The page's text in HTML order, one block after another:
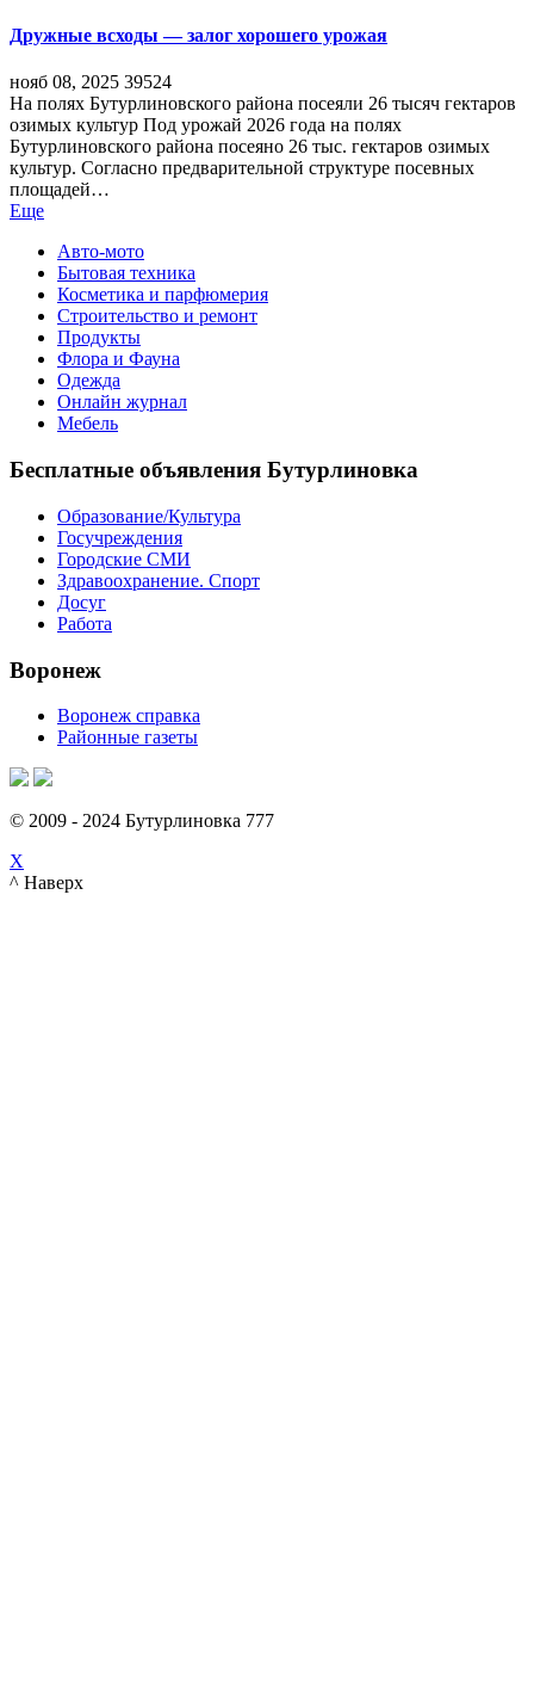
Дружные всходы — залог хорошего урожая
нояб 08, 2025 39524
На полях Бутурлиновского района посеяли 26 тысяч гектаров
озимых культур Под урожай 2026 года на полях
Бутурлиновского района посеяно 26 тыс. гектаров озимых
культур. Согласно предварительной структуре посевных
площадей…
Еще
Авто-мото
Бытовая техника
Косметика и парфюмерия
Строительство и ремонт
Продукты
Флора и Фауна
Одежда
Онлайн журнал
Мебель
Бесплатные объявления Бутурлиновка
Образование/Культура
Госучреждения
Городские СМИ
Здравоохранение. Спорт
Досуг
Работа
Воронеж
Воронеж справка
Районные газеты
© 2009 - 2024 Бутурлиновка 777
X
^ Наверх